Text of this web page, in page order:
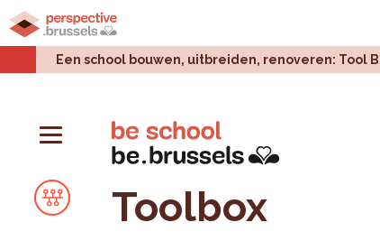
Home Stadsprojecten
Een school bouwen, uitbreiden, renoveren: Tool
Toolbox